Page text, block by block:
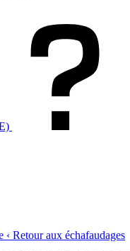
‹ Retour aux échafaudages